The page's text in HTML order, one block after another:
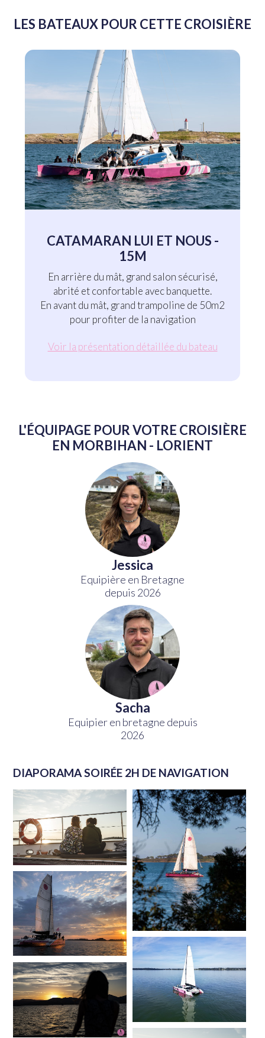
LES BATEAUX POUR CETTE CROISIÈRE
CATAMARAN LUI ET NOUS -
15M
En arrière du mât, grand salon sécurisé,
abrité et confortable avec banquette.
En avant du mât, grand trampoline de 50m2
pour profiter de la navigation
Voir la présentation détaillée du bateau
L'ÉQUIPAGE POUR VOTRE CROISIÈRE
EN MORBIHAN - LORIENT
Jessica
Equipière en Bretagne
depuis 2026
Sacha
Equipier en bretagne depuis
2026
DIAPORAMA SOIRÉE 2H DE NAVIGATION